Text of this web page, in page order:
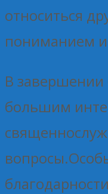
относиться
пониманием
В завершении
большим